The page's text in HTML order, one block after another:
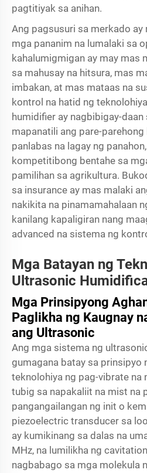
pagtitiyak sa anihan.
Ang pagsusuri sa merkado ay
mga pananim na lumalaki sa
kahalumigmigan ay may mas
sa mahusay na hitsura, mas
imbakan, at mas mataas na
kontrol na hatid ng
humidifier ay nagbibigay-
mapanatili ang pare-
panlabas na lagay ng
kompetitibong bentahe sa
pamilihan sa agrikultura.
sa insurance ay mas malaki
nakikita na pinamamahalaan
kanilang kapaligiran nang
advanced na sistema ng
Mga Batayan ng
Ultrasonic
Mga Prinsipyong
Paglikha ng Kaugnay
ang Ultrasonic
Ang mga sistema ng
gumagana batay sa prinsipyo
teknolohiya ng pag-vibrate na
tubig sa napakaliit na mist na
pangangailangan ng init o
piezoelectric transducer sa
ay kumikinang sa dalas na
MHz, na lumilikha ng
nagbabago sa mga molekula